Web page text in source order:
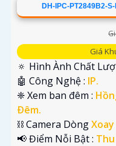
DH-IPC-PT2849B2-
Giá
🔅 Hình Ành Chất
🤖️ Công Nghệ : IP.
❈ Xem ban đêm :
Ðêm.
⛓ Camera DòngXoay
️📢 Điểm Nỗi Bật : Thu